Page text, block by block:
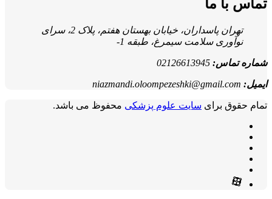
تماس با ما
تهران پاسداران، خیابان بهستان هفتم، پلاک 2، سرای
نوآوری سلامت سیمرغ، طبقه 1-
شماره تماس: 02126613945
ایمیل: niazmandi.oloompezeshki@gmail.com
تمام حقوق برای سایت علوم پزشکی محفوظ می باشد.